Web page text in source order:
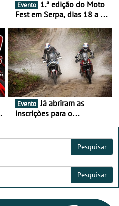
Evento
Fest em Serpa, dias 18 a 20
duas rodas invade o Baixo
Alentejo
Evento Já abriram as
inscrições para o
Pesquisar
Pesquisar